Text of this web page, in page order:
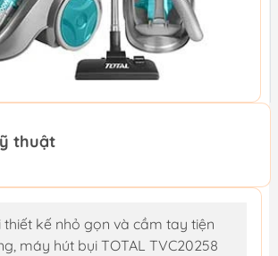
thuật
thiết kế nhỏ gọn và cầm tay tiện
máy hút bụi TOTAL TVC20258